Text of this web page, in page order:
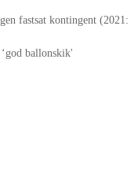
fastsat kontingent (2021:
ballonskik'